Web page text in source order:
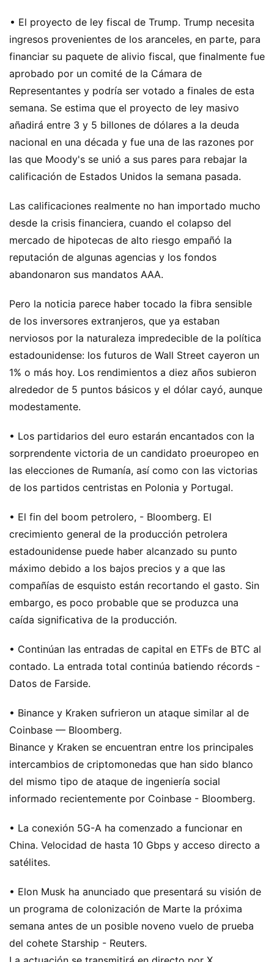
• El proyecto de ley fiscal de Trump. Trump necesita
ingresos provenientes de los aranceles, en parte, para
financiar su paquete de alivio fiscal, que finalmente fue
aprobado por un comité de la Cámara de
Representantes y podría ser votado a finales de esta
semana. Se estima que el proyecto de ley masivo
añadirá entre 3 y 5 billones de dólares a la deuda
nacional en una década y fue una de las razones por
las que Moody's se unió a sus pares para rebajar la
calificación de Estados Unidos la semana pasada.
Las calificaciones realmente no han importado mucho
desde la crisis financiera, cuando el colapso del
mercado de hipotecas de alto riesgo empañó la
reputación de algunas agencias y los fondos
abandonaron sus mandatos AAA.
Pero la noticia parece haber tocado la fibra sensible
de los inversores extranjeros, que ya estaban
nerviosos por la naturaleza impredecible de la política
estadounidense: los futuros de Wall Street cayeron un
1% o más hoy. Los rendimientos a diez años subieron
alrededor de 5 puntos básicos y el dólar cayó, aunque
modestamente.
• Los partidarios del euro estarán encantados con la
sorprendente victoria de un candidato proeuropeo en
las elecciones de Rumanía, así como con las victorias
de los partidos centristas en Polonia y Portugal.
• El fin del boom petrolero, - Bloomberg. El
crecimiento general de la producción petrolera
estadounidense puede haber alcanzado su punto
máximo debido a los bajos precios y a que las
compañías de esquisto están recortando el gasto. Sin
embargo, es poco probable que se produzca una
caída significativa de la producción.
• Continúan las entradas de capital en ETFs de BTC al
contado. La entrada total continúa batiendo récords -
Datos de Farside.
• Binance y Kraken sufrieron un ataque similar al de
Coinbase — Bloomberg.
Binance y Kraken se encuentran entre los principales
intercambios de criptomonedas que han sido blanco
del mismo tipo de ataque de ingeniería social
informado recientemente por Coinbase - Bloomberg.
• La conexión 5G-A ha comenzado a funcionar en
China. Velocidad de hasta 10 Gbps y acceso directo a
satélites.
• Elon Musk ha anunciado que presentará su visión de
un programa de colonización de Marte la próxima
semana antes de un posible noveno vuelo de prueba
del cohete Starship - Reuters.